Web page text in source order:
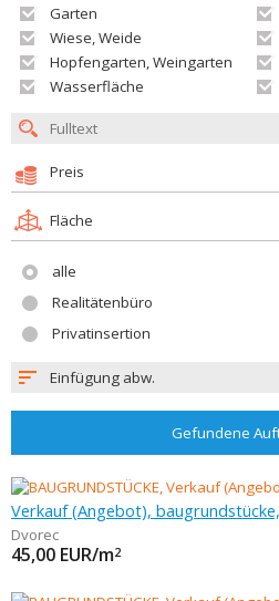
Garten
Wiese, Weide
Hopfengarten, Weingarten
Wasserfläche
Preis
Fläche
alle
Realitätenbüro
Privatinsertion
Einfügung abw.
Gefundene
Verkauf (Angebot),
Dvorec
45,00 EUR/m2